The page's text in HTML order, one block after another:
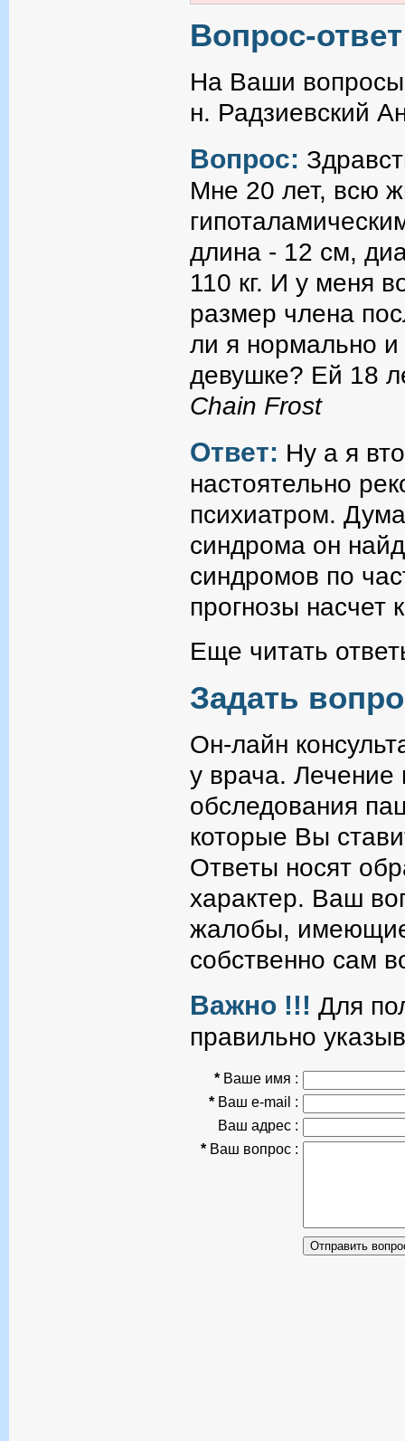
Вопрос-
На Ваши вопросы
н. Радзиевский
Вопрос:
Мне 20 лет, всю
длина - 12 см,
110 кг. И у меня
размер члена
ли я нормально
девушке? Ей 18
Chain Frost
Ответ: Ну а я
настоятельно
психиатром.
синдрома он
синдромов по
прогнозы насчет
Еще читать
Задать
Он-лайн
у врача. Лечение
обследования
которые Вы
Ответы носят
характер. Ваш
жалобы,
собственно сам
Важно !!! Для
правильно
* Ваше имя :
* Ваш e-mail :
Ваш адрес :
* Ваш вопрос :